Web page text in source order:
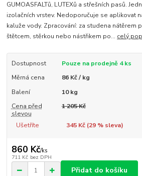
GUMOASFALTů, LUTEXů a střešních pasů.
izolačních vrstev. Nedoporučuje se aplikovat
kaluže vody. Zpracování: za studena nátěrem
štětcem, stěrkou nebo nástřikem po... celý
Dostupnost
Pouze na prodejně 4 ks
Měrná cena
86 Kč / kg
Balení
10 kg
Cena před
slevou
1 205 Kč
Ušetříte 345 Kč (29% sleva)
860 Kč/ks
711 Kč bez DPH
Přidat do košíku